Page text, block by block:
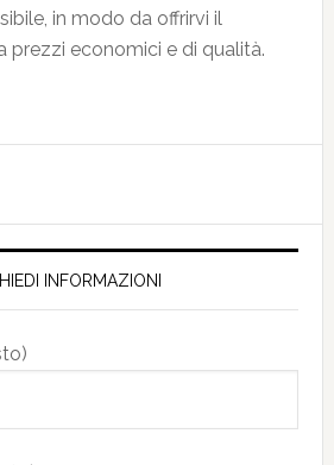
in modo da offrirvi il
prezzi economici e di qualità.
INFORMAZIONI